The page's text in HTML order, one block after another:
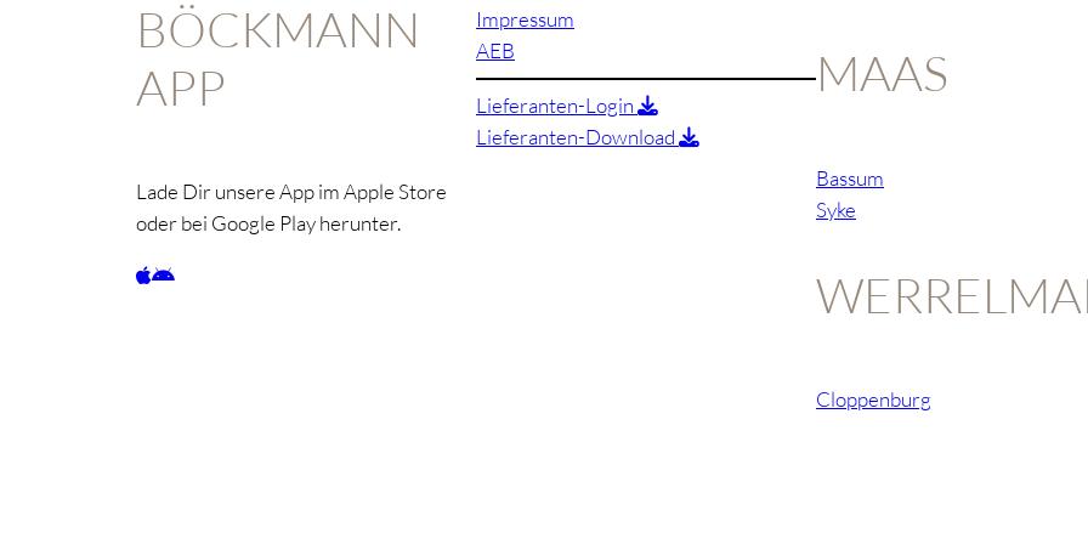
BÖCKMANN
APP
Lade Dir unsere App im Apple Store
oder bei Google Play herunter.
Impressum
AEB
Lieferanten-Login
Lieferanten-Download
MAAS
Bassum
Syke
Cloppenburg